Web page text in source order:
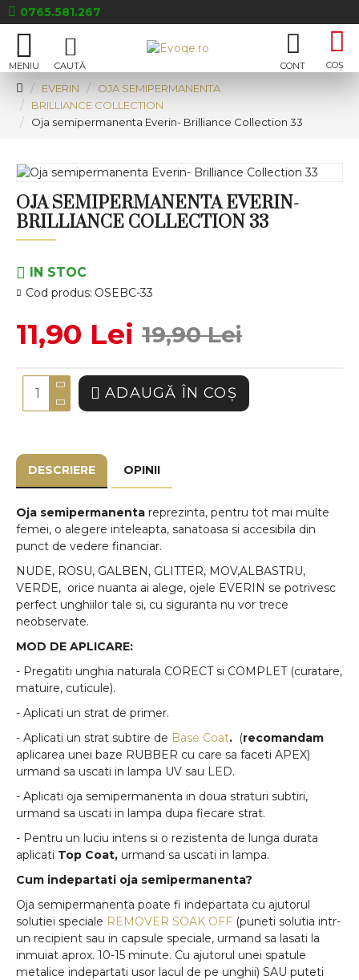
0765.581.267
EVERIN
OJA SEMIPERMANENTA
BRILLIANCE COLLECTION
Oja semipermanenta Everin- Brilliance Collection 33
OJA SEMIPERMANENTA EVERIN-
BRILLIANCE COLLECTION 33
IN STOC
Cod produs: OSEBC-33
11,90 Lei 19,90 Lei
ADAUGĂ ÎN COŞ
DESCRIERE OPINII
Oja semipermanenta reprezinta, pentru tot mai multe
femei, o alegere inteleapta, sanatoasa si accesibila din
punct de vedere financiar.
NUDE, ROSU, GALBEN, GLITTER, MOV,ALBASTRU,
VERDE, orice nuanta ai alege, ojele EVERIN se potrivesc
perfect unghiilor tale si, cu siguranta nu vor trece
neobservate.
MOD DE APLICARE:
- Pregatiti unghia naturala CORECT si COMPLET (curatare,
matuire, cuticule).
- Aplicati un strat de primer.
- Aplicati un strat subtire de Base Coat. (recomandam
aplicarea unei baze RUBBER cu care sa faceti APEX)
urmand sa uscati in lampa UV sau LED.
- Aplicati oja semipermanenta in doua straturi subtiri,
urmand sa uscati in lampa dupa fiecare strat.
- Pentru un luciu intens si o rezistenta de lunga durata
aplicati Top Coat, urmand sa uscati in lampa.
Cum indepartati oja semipermanenta?
Oja semipermanenta poate fi indepartata cu ajutorul
solutiei speciale REMOVER SOAK OFF (puneti solutia intr-
un recipient sau in capsule speciale, urmand sa lasati la
inmuiat aprox. 10-15 minute. Cu ajutorul unei spatule
metalice indepartati usor lacul de pe unghii) SAU puteti